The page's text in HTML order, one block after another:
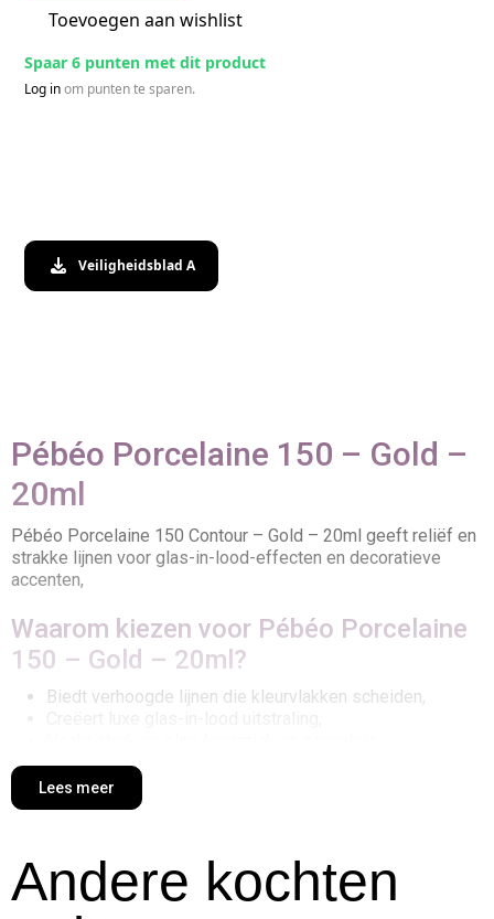
Toevoegen aan wishlist
Spaar 6 punten met dit product
Log inom punten te sparen.
Veiligheidsblad A
Pébéo Porcelaine 150 – Gold –
20ml
Pébéo Porcelaine 150 Contour – Gold – 20ml geeft reliëf en
strakke lijnen voor glas-in-lood-effecten en decoratieve
accenten,
Waarom kiezen voor Pébéo Porcelaine
150 – Gold – 20ml?
Biedt verhoogde lijnen die kleurvlakken scheiden,
Permanent na ovenfixatie (150°C, 35 min),
Creatieve toepassingen
Decoratieve lijnen op servies en schalen,
Accentueren van patronen en illustraties,
Lees meer
Andere kochten